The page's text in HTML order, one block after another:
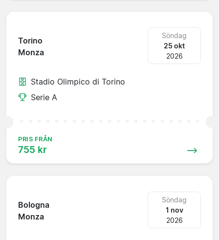
Torino
Monza
Söndag
25 okt
2026
Stadio Olimpico di Torino
Serie A
PRIS FRÅN
755 kr
Bologna
Monza
Söndag
1 nov
2026